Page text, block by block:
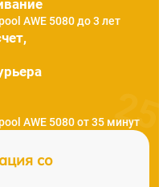
AWE 5080 до 3 лет
AWE 5080 от 35 минут
со